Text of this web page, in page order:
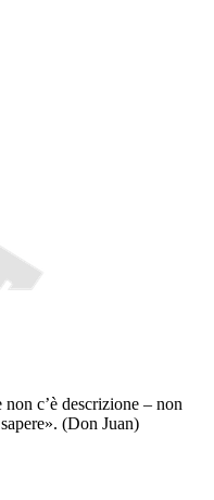
c’è descrizione – non
(Don Juan)